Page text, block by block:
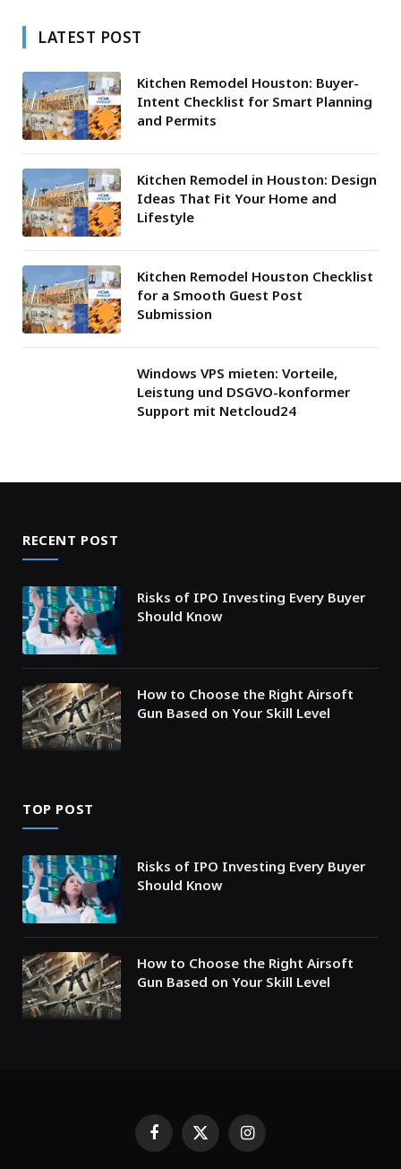
LATEST POST
Kitchen Remodel Houston: Buyer-
Intent Checklist for Smart Planning
and Permits
Kitchen Remodel in Houston: Design
Ideas That Fit Your Home and
Lifestyle
Kitchen Remodel Houston Checklist
for a Smooth Guest Post
Submission
Windows VPS mieten: Vorteile,
Leistung und DSGVO-konformer
Support mit Netcloud24
RECENT POST
Risks of IPO Investing Every Buyer
Should Know
How to Choose the Right Airsoft
Gun Based on Your Skill Level
TOP POST
Risks of IPO Investing Every Buyer
Should Know
How to Choose the Right Airsoft
Gun Based on Your Skill Level
Facebook
X
Instagram